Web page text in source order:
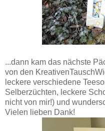
...dann kam das nächste
von den
leckere verschiedene
Selberzüchten, leckere
nicht von mir!) und
Vielen lieben Dank!